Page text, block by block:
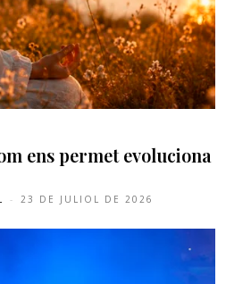
ens permet evoluciona
- 23 DE JULIOL DE 2026